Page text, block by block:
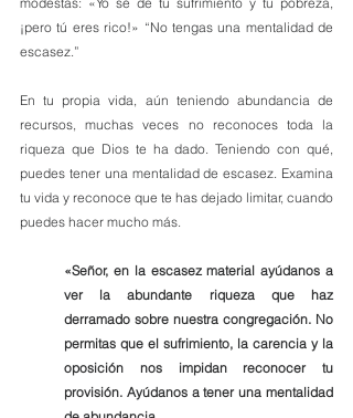
¡pero tú eres rico!» “No tengas una mentalidad de
escasez.”
En tu propia vida, aún teniendo abundancia de
recursos, muchas veces no reconoces toda la
riqueza que Dios te ha dado. Teniendo con qué,
puedes tener una mentalidad de escasez. Examina
tu vida y reconoce que te has dejado limitar, cuando
puedes hacer mucho más.
«Señor, en la escasez material ayúdanos a
ver la abundante riqueza que haz
derramado sobre nuestra congregación. No
permitas que el sufrimiento, la carencia y la
oposición nos impidan reconocer tu
provisión. Ayúdanos a tener una mentalidad